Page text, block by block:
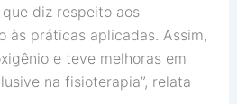
diz respeito aos
às práticas aplicadas. Assim,
e teve melhoras em
na fisioterapia”, relata